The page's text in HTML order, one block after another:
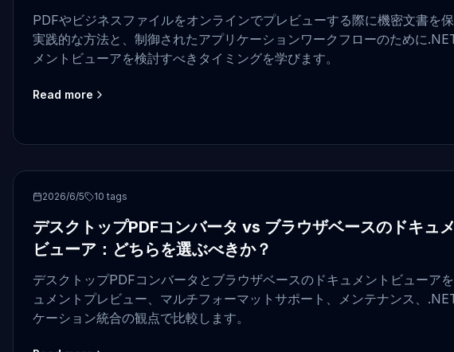
PDFやビジネスファイルをオンラインでプレビューする際に機密文書を
実践的な方法と、制御されたアプリケーションワークフローのために
メントビューアを検討すべきタイミングを学びます。
Read more
PDF2026/6/5 10 tags
デスクトップPDFコンバータ vs ブラウザベースのドキュ
ビューア：どちらを選ぶべきか？
デスクトップPDFコンバータとブラウザベースのドキュメントビューア
ュメントプレビュー、マルチフォーマットサポート、メンテナンス、
ケーション統合の観点で比較します。